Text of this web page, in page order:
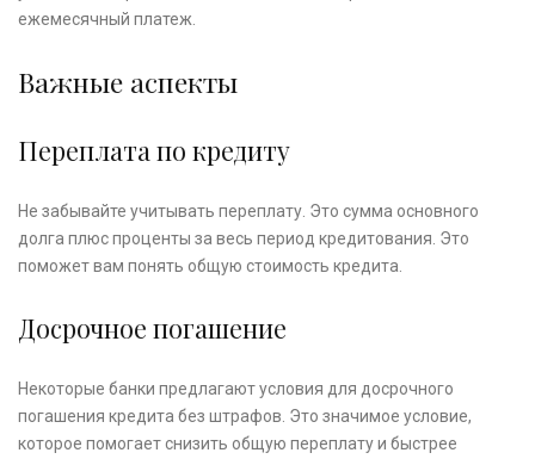
ежемесячный платеж.
Важные аспекты
Переплата по кредиту
Не забывайте учитывать переплату. Это сумма основного
долга плюс проценты за весь период кредитования. Это
поможет вам понять общую стоимость кредита.
Досрочное погашение
Некоторые банки предлагают условия для досрочного
погашения кредита без штрафов. Это значимое условие,
которое помогает снизить общую переплату и быстрее